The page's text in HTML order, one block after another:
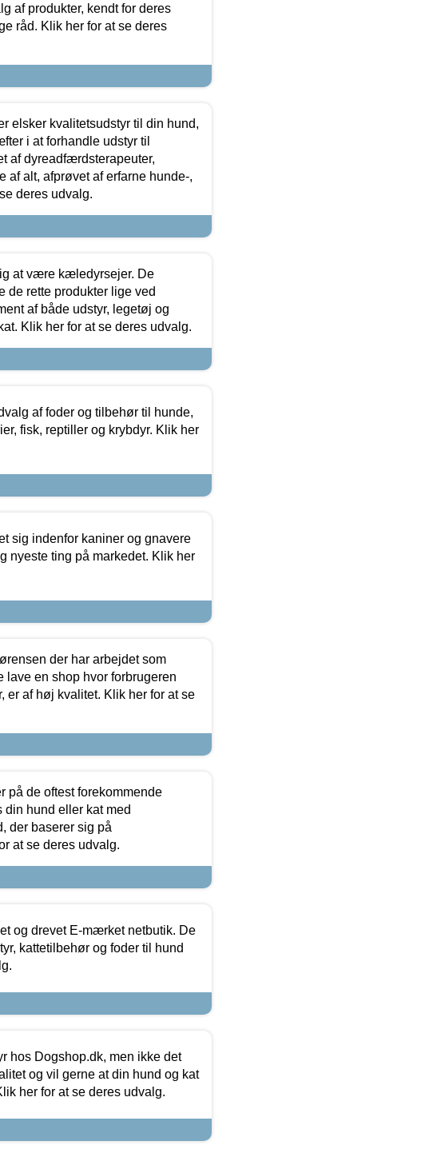
af produkter, kendt for deres
råd. Klik her for at se deres
elsker kvalitetsudstyr til din hund,
i at forhandle udstyr til
af dyreadfærdsterapeuter,
alt, afprøvet af erfarne hunde-,
deres udvalg.
at være kæledyrsejer. De
de rette produkter lige ved
af både udstyr, legetøj og
Klik her for at se deres udvalg.
af foder og tilbehør til hunde,
fisk, reptiller og krybdyr. Klik her
sig indenfor kaniner og gnavere
nyeste ting på markedet. Klik her
der har arbejdet som
lave en shop hvor forbrugeren
er af høj kvalitet. Klik her for at se
på de oftest forekommende
hund eller kat med
der baserer sig på
at se deres udvalg.
og drevet E-mærket netbutik. De
kattetilbehør og foder til hund
hos Dogshop.dk, men ikke det
og vil gerne at din hund og kat
her for at se deres udvalg.